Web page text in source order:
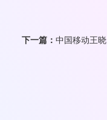
下一篇： 中国移动王